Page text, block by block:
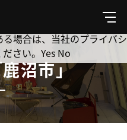
メ
ニ
ュ
沼市」
を追跡してもよろしいです
を極めて重視しています。
場合は、当社のプライバシ
さい。 Yes No